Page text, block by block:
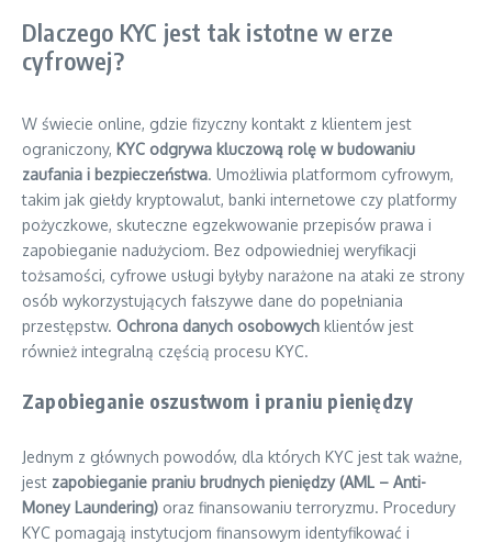
Dlaczego KYC jest tak istotne w erze
cyfrowej?
W świecie online, gdzie fizyczny kontakt z klientem jest
ograniczony, KYC odgrywa kluczową rolę w budowaniu
zaufania i bezpieczeństwa. Umożliwia platformom cyfrowym,
takim jak giełdy kryptowalut, banki internetowe czy platformy
pożyczkowe, skuteczne egzekwowanie przepisów prawa i
zapobieganie nadużyciom. Bez odpowiedniej weryfikacji
tożsamości, cyfrowe usługi byłyby narażone na ataki ze strony
osób wykorzystujących fałszywe dane do popełniania
przestępstw. Ochrona danych osobowych klientów jest
również integralną częścią procesu KYC.
Zapobieganie oszustwom i praniu pieniędzy
Jednym z głównych powodów, dla których KYC jest tak ważne,
jest zapobieganie praniu brudnych pieniędzy (AML – Anti-
Money Laundering) oraz finansowaniu terroryzmu. Procedury
KYC pomagają instytucjom finansowym identyfikować i